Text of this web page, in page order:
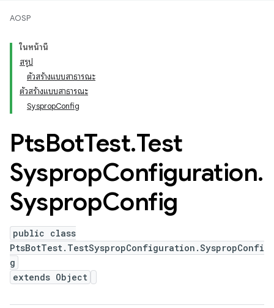
AOSP
ในหน้านี้
สรุป
ตัวสร้างแบบสาธารณะ
ตัวสร้างแบบสาธารณะ
SyspropConfig
PtsBotTest.Test
SyspropConfiguration.
SyspropConfig
public class
PtsBotTest.TestSyspropConfiguration.SyspropConfi
g
extends Object